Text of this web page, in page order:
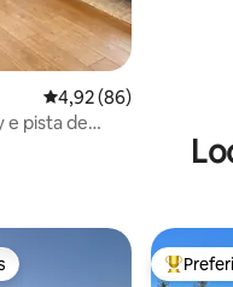
4,92 de uma avaliação
4,92 (86)
e pista de
dos hóspedes Entre